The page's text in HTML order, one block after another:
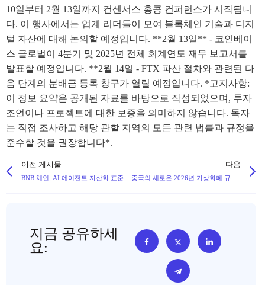
10일부터 2월 13일까지 컨센서스 홍콩 컨퍼런스가 시작됩니
다. 이 행사에서는 업계 리더들이 모여 블록체인 기술과 디지
털 자산에 대해 논의할 예정입니다. **2월 13일** - 코인베이
스 글로벌이 4분기 및 2025년 전체 회계연도 재무 보고서를
발표할 예정입니다. **2월 14일 - FTX 파산 절차와 관련된 다
음 단계의 분배금 등록 창구가 열릴 예정입니다. *고지사항:
이 정보 요약은 공개된 자료를 바탕으로 작성되었으며, 투자
조언이나 프로젝트에 대한 보증을 의미하지 않습니다. 독자
는 직접 조사하고 해당 관할 지역의 모든 관련 법률과 규정을
준수할 것을 권장합니다*.
이전 게시물 다음
지금 공유하세
요: